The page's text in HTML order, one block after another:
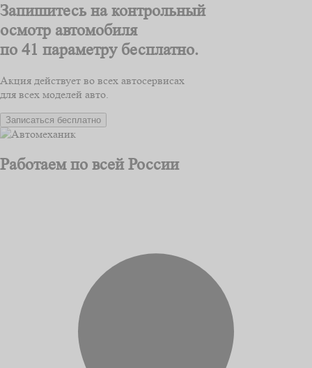
Запишитесь на контрольный
осмотр автомобиля
по 41 параметру бесплатно.
Акция действует во всех автосервисах
для всех моделей авто.
Записаться бесплатно
Работаем по всей России